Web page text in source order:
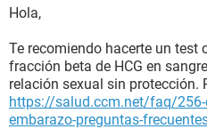
Hola,
Te recomiendo hacerte un
fracción beta de HCG en
relación sexual sin protección.
https://salud.ccm.net/faq/256-
embarazo-preguntas-